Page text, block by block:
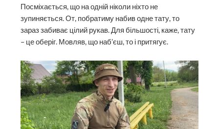
Посміхається, що на одній ніколи ніхто не
зупиняється. От, побратиму набив одне тату, то
зараз забиває цілий рукав. Для більшості, каже, тату
– це оберіг. Мовляв, що наб’єш, то і притягує.